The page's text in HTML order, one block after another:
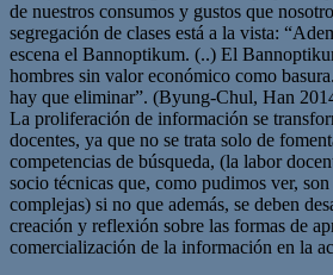
de nuestros consumos y gustos que
segregación de clases está a la vista:
escena el Bannoptikum. (..) El
hombres sin valor económico como
hay que eliminar”. (Byung-Chul, Han
La proliferación de información se
docentes, ya que no se trata solo de
competencias de búsqueda, (la labor
socio técnicas que, como pudimos ver,
complejas) si no que además, se deben
creación y reflexión sobre las formas de
comercialización de la información en la